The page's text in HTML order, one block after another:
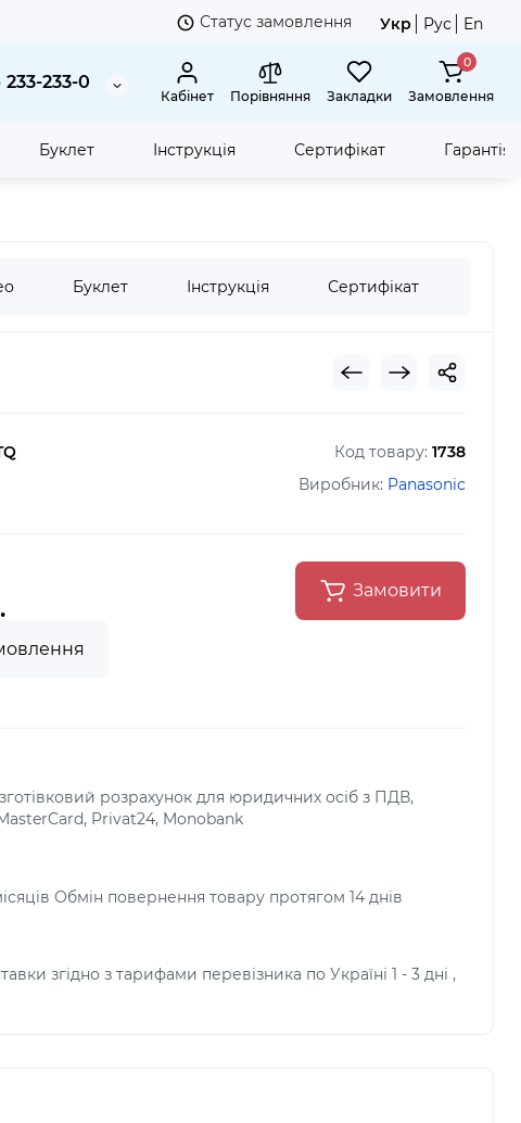
Статус замовлення Укр Рус En
233-233-0
Кабінет Порівняння Закладки
0
Замовлення
Буклет Інструкція Сертифікат Гарантія
Буклет Інструкція Сертифікат
Код товару: 1738
Виробник: Panasonic
Замовити
розрахунок для юридичних осіб з ПДВ,
Privat24, Monobank
Обмін повернення товару протягом 14 днів
згідно з тарифами перевізника по Україні 1 - 3 дні ,